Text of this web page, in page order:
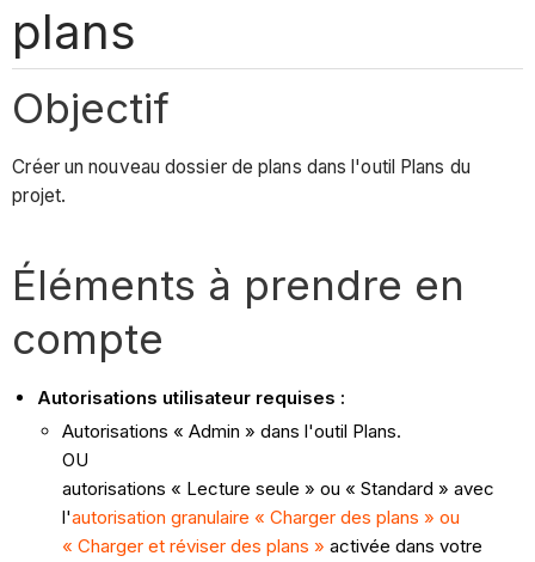
plans
Objectif
Créer un nouveau dossier de plans dans l'outil Plans du
projet.
Éléments à prendre en
compte
Autorisations utilisateur requises :
Autorisations « Admin » dans l'outil Plans.
OU
autorisations « Lecture seule » ou « Standard » avec
l'autorisation granulaire « Charger des plans » ou
« Charger et réviser des plans » activée dans votre